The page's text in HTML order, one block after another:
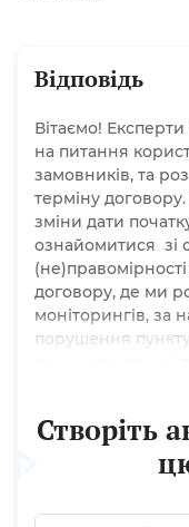
Відповідь
Вітаємо!
на питання
замовників, та
терміну
зміни дати
ознайомитися зі
договору, де ми
моніторингів, за
порушення
цьому
Створіть